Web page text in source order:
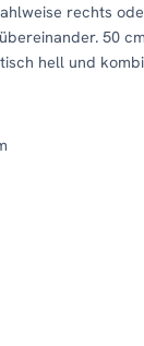
rechts
50
hell und